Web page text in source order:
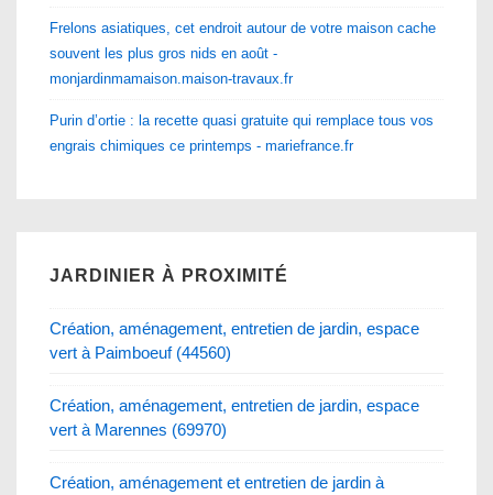
Frelons asiatiques, cet endroit autour de votre maison cache
souvent les plus gros nids en août -
monjardinmamaison.maison-travaux.fr
Purin d’ortie : la recette quasi gratuite qui remplace tous vos
engrais chimiques ce printemps - mariefrance.fr
JARDINIER À PROXIMITÉ
Création, aménagement, entretien de jardin, espace
vert à Paimboeuf (44560)
Création, aménagement, entretien de jardin, espace
vert à Marennes (69970)
Création, aménagement et entretien de jardin à